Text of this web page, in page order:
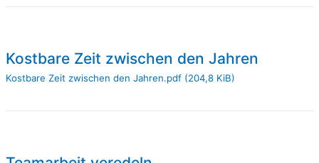
Kostbare Zeit zwischen den Jahren
Kostbare Zeit zwischen den Jahren.pdf (204,8 KiB)